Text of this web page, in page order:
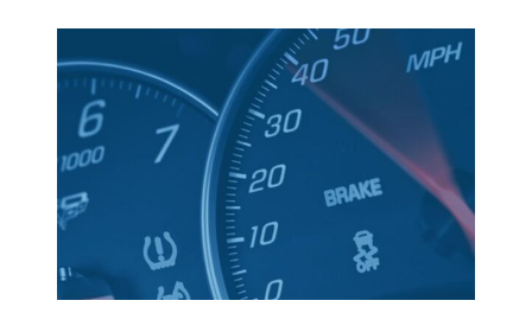
toteuttaa
Örumille
mitatusti
kehittyvää